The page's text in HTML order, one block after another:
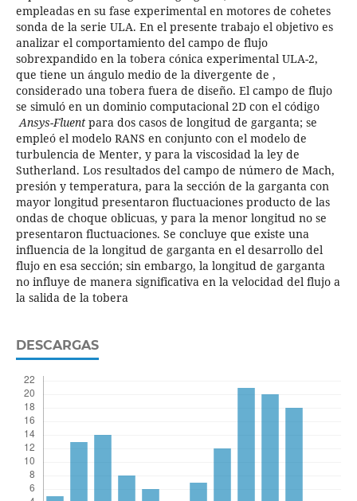
empleadas en su fase experimental en motores de cohetes
sonda de la serie ULA. En el presente trabajo el objetivo es
analizar el comportamiento del campo de flujo
sobrexpandido en la tobera cónica experimental ULA-2,
que tiene un ángulo medio de la divergente de ,
considerado una tobera fuera de diseño. El campo de flujo
se simuló en un dominio computacional 2D con el código
Ansys-Fluentpara dos casos de longitud de garganta; se
empleó el modelo RANS en conjunto con el modelo de
turbulencia de Menter, y para la viscosidad la ley de
Sutherland. Los resultados del campo de número de Mach,
presión y temperatura, para la sección de la garganta con
mayor longitud presentaron fluctuaciones producto de las
ondas de choque oblicuas, y para la menor longitud no se
presentaron fluctuaciones. Se concluye que existe una
influencia de la longitud de garganta en el desarrollo del
flujo en esa sección; sin embargo, la longitud de garganta
no influye de manera significativa en la velocidad del flujo a
la salida de la tobera
DESCARGAS